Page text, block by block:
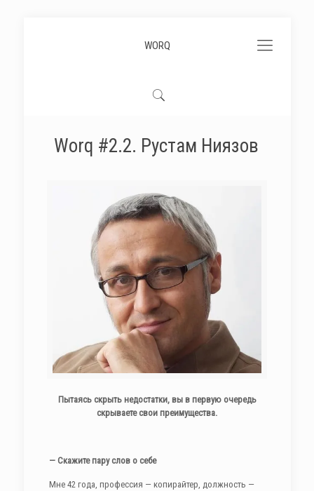
WORQ
Worq #2.2. Рустам Ниязов
Пытаясь скрыть недостатки, вы в первую очередь
скрываете свои преимущества.
— Скажите пару слов о себе
Мне 42 года, профессия — копирайтер, должность —